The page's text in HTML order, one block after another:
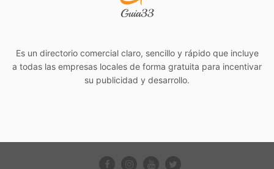
Es un directorio comercial claro, sencillo y rápido que incluye
a todas las empresas locales de forma gratuita para incentivar
su publicidad y desarrollo.